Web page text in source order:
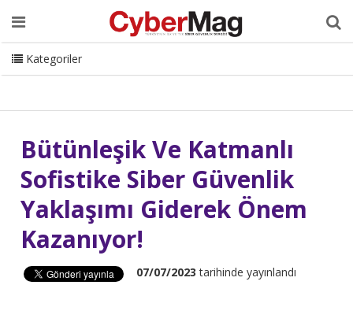
Ana Sayfa Hakkımızda Dergi Editörden
Danışmanlık
ISC Turkey Sizden Gelenler
İletişim
CyberMag Logo
Kategoriler
Bütünleşik Ve Katmanlı
Sofistike Siber Güvenlik
Yaklaşımı Giderek Önem
Kazanıyor!
07/07/2023 tarihinde yayınlandı